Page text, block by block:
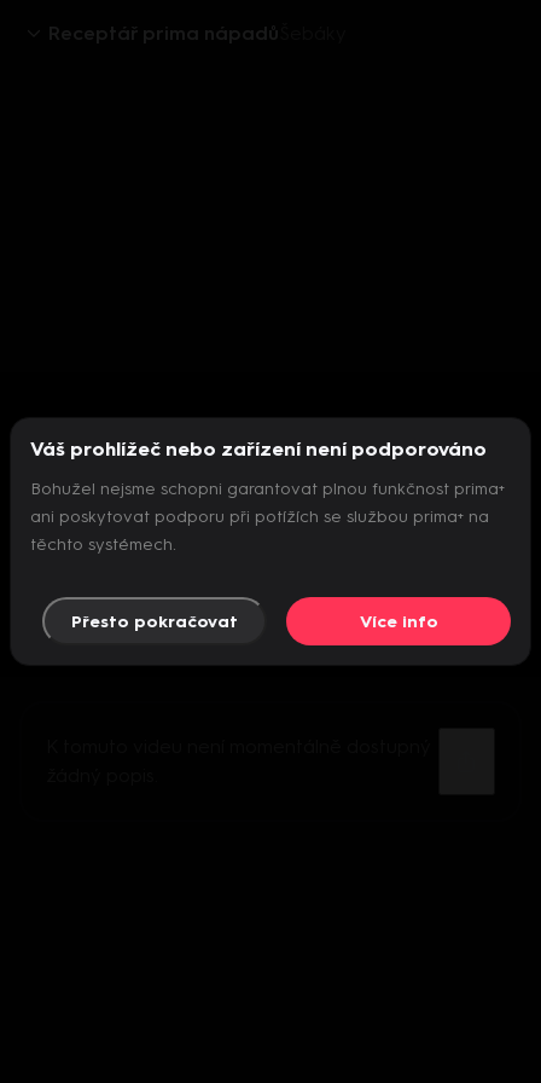
Receptář prima nápadů
Nepodařilo se inicializovat přehrávač
Váš prohlížeč nebo zařízení není podporováno
Bohužel nejsme schopni garantovat plnou funkčnost prima+
ani poskytovat podporu při potížích se službou prima+ na
těchto systémech.
Přesto pokračovat Více info